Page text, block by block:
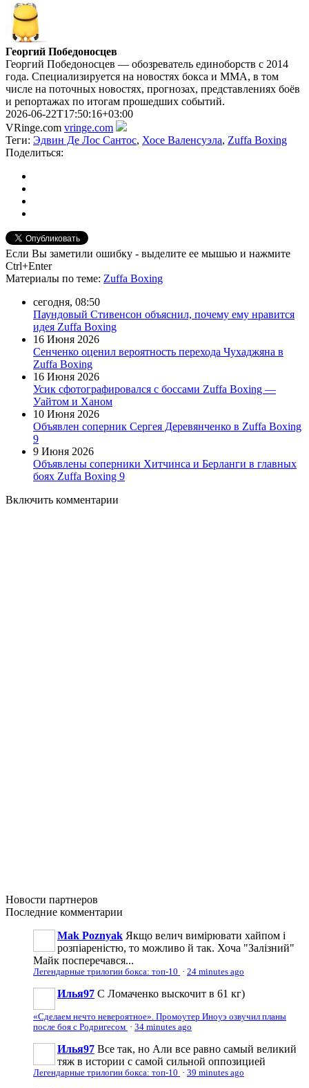
Георгий Победоносцев
Георгий Победоносцев — обозреватель единоборств с 2014
года. Специализируется на новостях бокса и ММА, в том
числе на поточных новостях, прогнозах, представлениях боёв
и репортажах по итогам прошедших событий.
2026-06-22T17:50:16+03:00
VRinge.com vringe.com
Теги: Эдвин Де Лос Сантос, Хосе Валенсуэла, Zuffa Boxing
Поделиться:
Если Вы заметили ошибку - выделите ее мышью и нажмите
Ctrl+Enter
Материалы по теме: Zuffa Boxing
сегодня, 08:50
Паундовый Стивенсон объяснил, почему ему нравится
идея Zuffa Boxing
16 Июня 2026
Сенченко оценил вероятность перехода Чухаджяна в
Zuffa Boxing
16 Июня 2026
Усик сфотографировался с боссами Zuffa Boxing —
Уайтом и Ханом
10 Июня 2026
Объявлен соперник Сергея Деревянченко в Zuffa Boxing
9
9 Июня 2026
Объявлены соперники Хитчинса и Берланги в главных
боях Zuffa Boxing 9
Включить комментарии
Новости партнеров
Последние комментарии
Mak Poznyak Якщо велич вимірювати хайпом і
розпіареністю, то можливо й так. Хоча "Залізний"
Майк посперечався...
Легендарные трилогии бокса: топ-10 · 24 minutes ago
Илья97 С Ломаченко выскочит в 61 кг)
«Сделаем нечто невероятное». Промоутер Иноуэ озвучил планы
после боя с Родригесом · 34 minutes ago
Илья97 Все так, но Али все равно самый великий
тяж в истории с самой сильной оппозицией
Легендарные трилогии бокса: топ-10 · 39 minutes ago